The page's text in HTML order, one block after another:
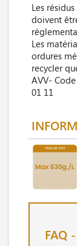
Les
doivent
Les
ordures
recycler
AVV-
01 11
FAQ